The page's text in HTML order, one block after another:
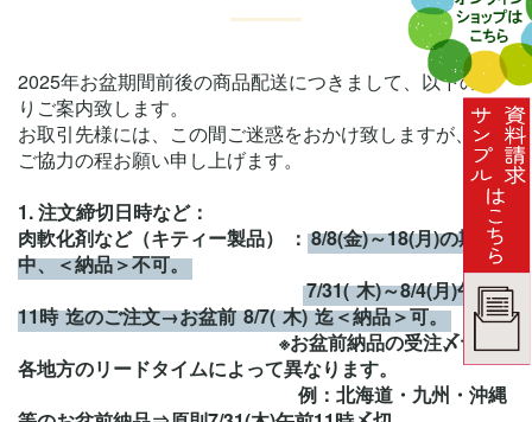
2025年お盆期間前後の商品配送につきまして、以下の通
りご案内致します。
お取引先様には、この間ご迷惑をおかけ致しますが、何卒
ご協力の程お願い申し上げます。
1.注文締切日時など：
肉軟化剤など（キティー製品） ： 8/8(金)～18(月)の期間
中、＜納品＞不可。
7/31( 木)～8/4(月)午前
11時 迄のご注文→お盆前 8/7( 木) 迄＜納品＞可。
※お盆前納品の受注〆切は
各地方のリードタイムによって異なります。
例：北海道・九州・沖縄